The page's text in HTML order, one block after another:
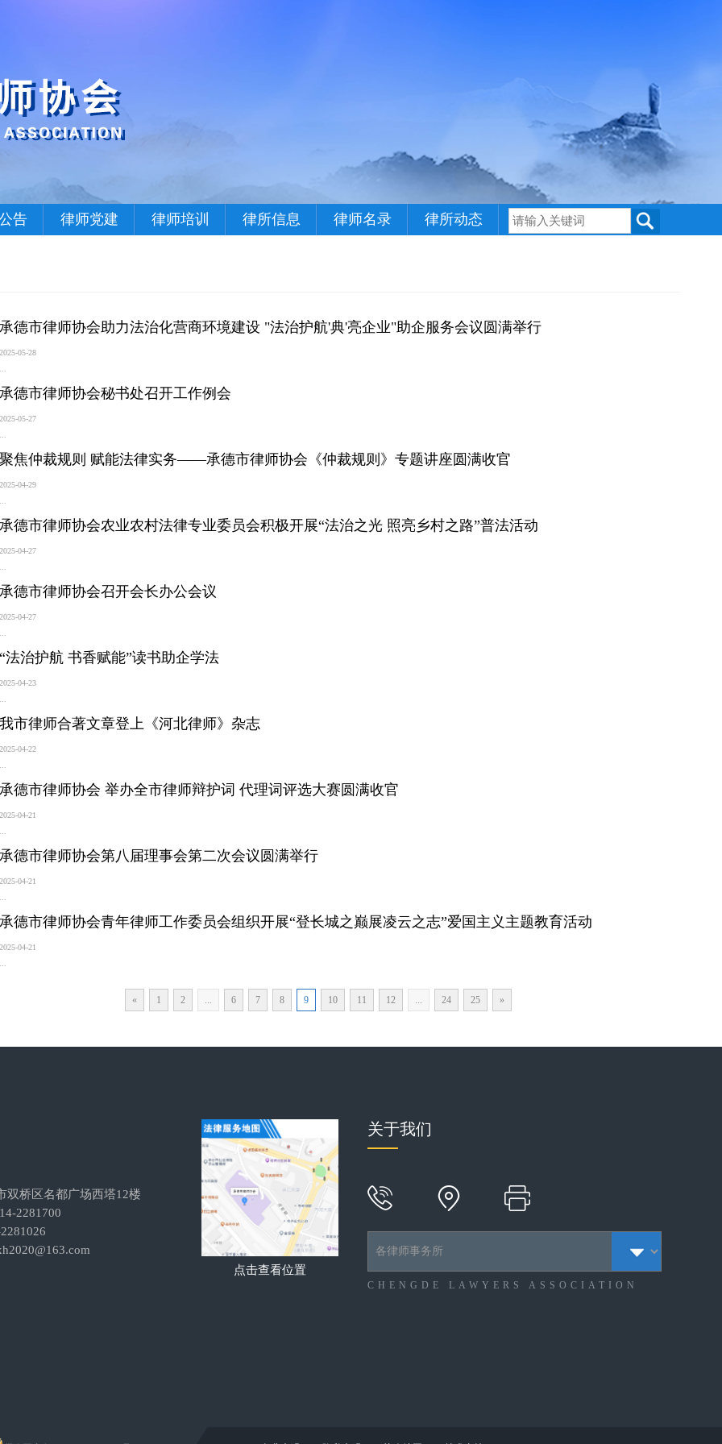
告 律师党建 律师培训 律所信息 律师名录 律所动态
承德市律师协会助力法治化营商环境建设 "法治护航'典'亮企业"助企服务会议圆满举行
2025-05-28
承德市律师协会秘书处召开工作例会
2025-05-27
聚焦仲裁规则 赋能法律实务——承德市律师协会《仲裁规则》专题讲座圆满收官
2025-04-29
承德市律师协会农业农村法律专业委员会积极开展“法治之光 照亮乡村之路”普法活动
2025-04-27
承德市律师协会召开会长办公会议
2025-04-27
“法治护航 书香赋能”读书助企学法
2025-04-23
我市律师合著文章登上《河北律师》杂志
2025-04-22
承德市律师协会 举办全市律师辩护词 代理词评选大赛圆满收官
2025-04-21
承德市律师协会第八届理事会第二次会议圆满举行
2025-04-21
承德市律师协会青年律师工作委员会组织开展“登长城之巅展凌云之志”爱国主义主题教育活动
2025-04-21
« 1 2 ... 6 7 8 9 10 11 12 ... 24 25 »
双桥区名都广场西塔12楼
2281700
点击查看位置
关于我们
CHENGDE LAWYERS ASSOCIATION